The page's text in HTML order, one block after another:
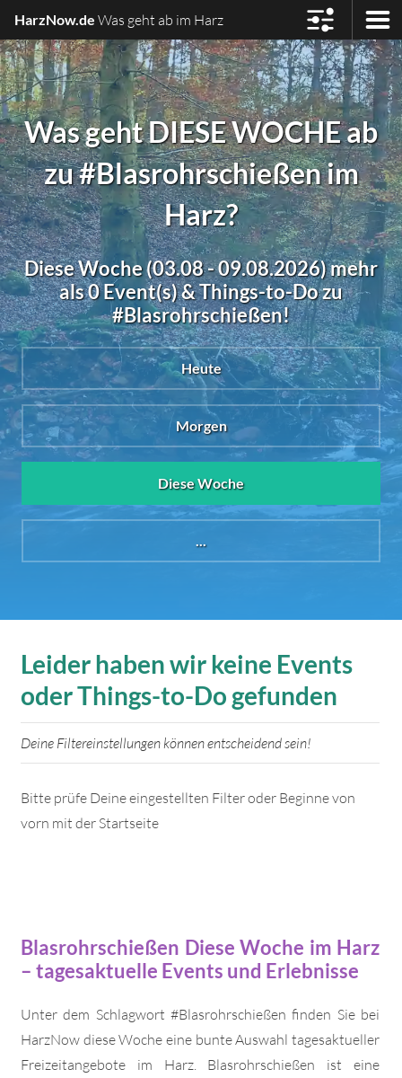
HarzNow.de Was geht ab im Harz
Was geht DIESE WOCHE ab
zu #Blasrohrschießen im
Harz?
Diese Woche (03.08 - 09.08.2026) mehr
als 0 Event(s) & Things-to-Do zu
#Blasrohrschießen!
Heute
Morgen
Diese Woche
Leider haben wir keine Events
oder Things-to-Do gefunden
Deine Filtereinstellungen können entscheidend sein!
Bitte prüfe Deine eingestellten Filter oder Beginne von
vorn mit der Startseite
Blasrohrschießen Diese Woche im Harz
– tagesaktuelle Events und Erlebnisse
Unter dem Schlagwort #Blasrohrschießen finden Sie bei
HarzNow diese Woche eine bunte Auswahl tagesaktueller
Freizeitangebote im Harz. Blasrohrschießen ist eine